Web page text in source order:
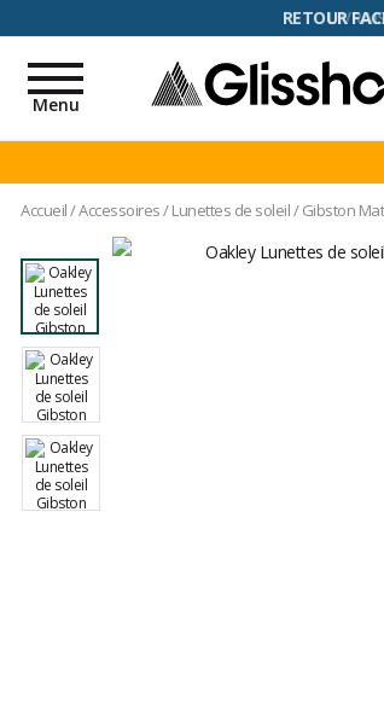
RETOUR
Toggle
navigation
Menu
Accueil/Accessoires/Lunettes de soleil/Gibston